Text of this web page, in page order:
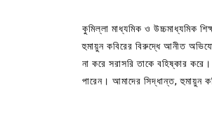
কুমিল্লা মাধ্যমিক ও উচ্চমাধ্যমিক
হুমায়ুন কবিরের বিরুদ্ধে আনীত
না করে সরাসরি তাকে বহিষ্কার
পারেন। আমাদের সিদ্ধান্ত, হুমায়ুন